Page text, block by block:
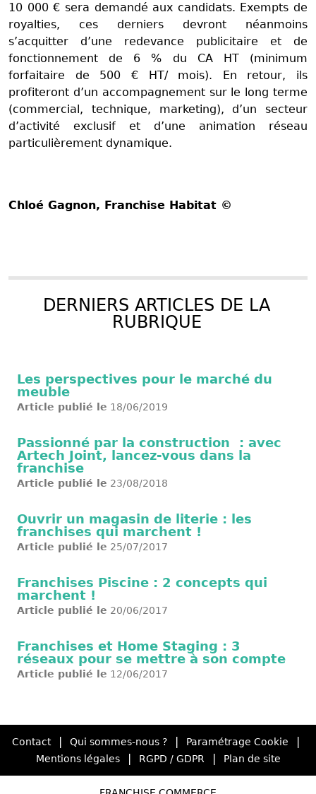
10 000 € sera demandé aux candidats. Exempts de
royalties, ces derniers devront néanmoins
s’acquitter d’une redevance publicitaire et de
fonctionnement de 6 % du CA HT (minimum
forfaitaire de 500 € HT/ mois). En retour, ils
profiteront d’un accompagnement sur le long terme
(commercial, technique, marketing), d’un secteur
d’activité exclusif et d’une animation réseau
particulièrement dynamique.
Chloé Gagnon, Franchise Habitat ©
DERNIERS ARTICLES DE LA
RUBRIQUE
Les perspectives pour le marché du
meuble
Article publié le 18/06/2019
Passionné par la construction : avec
Artech Joint, lancez-vous dans la
franchise
Article publié le 23/08/2018
Ouvrir un magasin de literie : les
franchises qui marchent !
Article publié le 25/07/2017
Franchises Piscine : 2 concepts qui
marchent !
Article publié le 20/06/2017
Franchises et Home Staging : 3
réseaux pour se mettre à son compte
Article publié le 12/06/2017
Contact Qui sommes-nous ? Paramétrage Cookie
Mentions légales RGPD / GDPR Plan de site